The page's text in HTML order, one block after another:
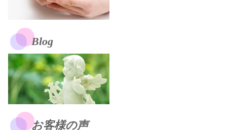
Blog
お客様の声